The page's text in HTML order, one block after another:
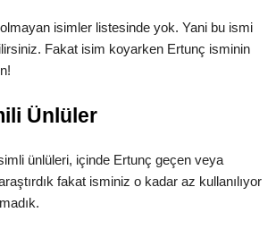
isimler listesinde yok. Yani bu ismi
Fakat isim koyarken Ertunç isminin
Ünlüler
ünlüleri, içinde Ertunç geçen veya
fakat isminiz o kadar az kullanılıyor